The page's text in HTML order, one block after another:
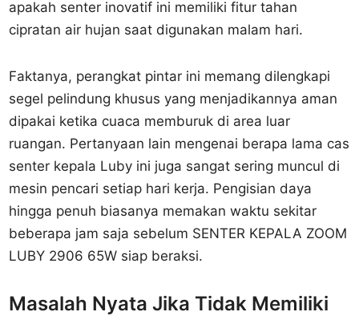
apakah senter inovatif ini memiliki fitur tahan
cipratan air hujan saat digunakan malam hari.
Faktanya, perangkat pintar ini memang dilengkapi
segel pelindung khusus yang menjadikannya aman
dipakai ketika cuaca memburuk di area luar
ruangan. Pertanyaan lain mengenai berapa lama cas
senter kepala Luby ini juga sangat sering muncul di
mesin pencari setiap hari kerja. Pengisian daya
hingga penuh biasanya memakan waktu sekitar
beberapa jam saja sebelum SENTER KEPALA ZOOM
LUBY 2906 65W siap beraksi.
Masalah Nyata Jika Tidak Memiliki